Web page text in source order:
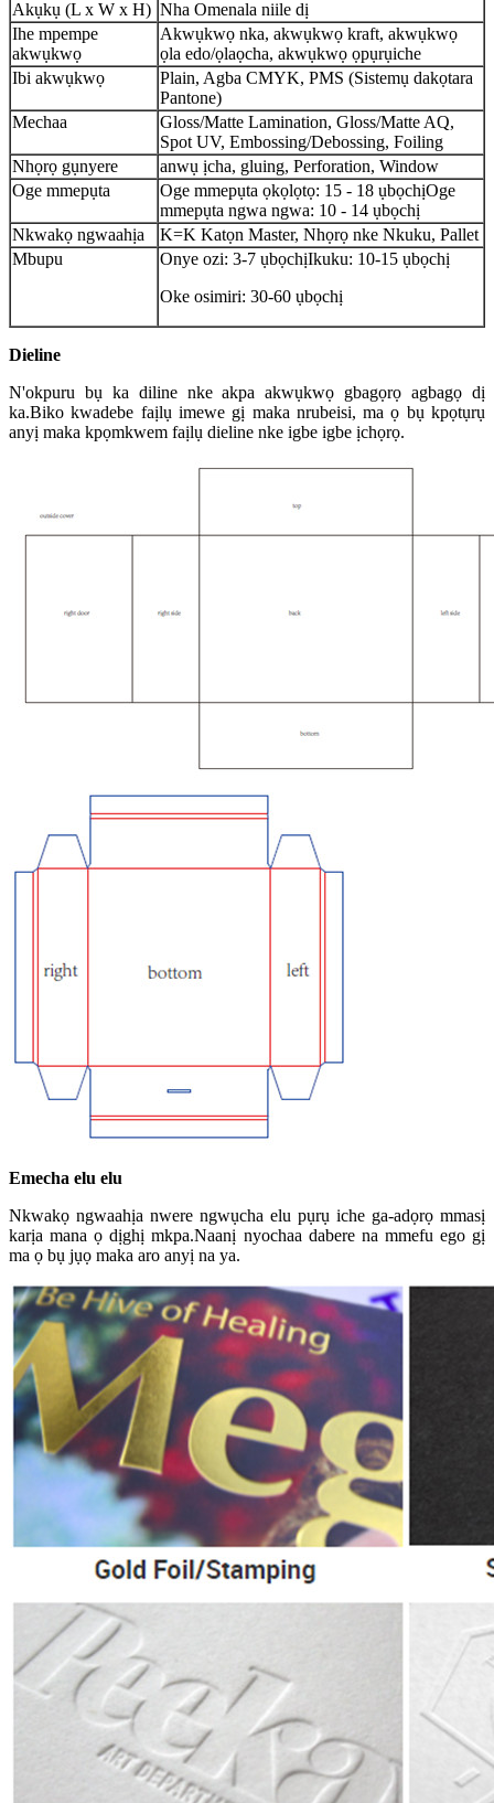
Akụkụ (L x W x H) Nha Omenala niile dị
Ihe mpempe
akwụkwọ
Akwụkwọ nka, akwụkwọ kraft, akwụkwọ
ọla edo/ọlaọcha, akwụkwọ ọpụrụiche
Ibi akwụkwọ
Plain, Agba CMYK, PMS (Sistemụ dakọtara
Pantone)
Mechaa
Gloss/Matte Lamination, Gloss/Matte AQ,
Spot UV, Embossing/Debossing, Foiling
Nhọrọ gụnyere
anwụ ịcha, gluing, Perforation, Window
Oge mmepụta
Oge mmepụta ọkọlọtọ: 15 - 18 ụbọchịOge
mmepụta ngwa ngwa: 10 - 14 ụbọchị
Nkwakọ ngwaahịa
K=K Katọn Master, Nhọrọ nke Nkuku, Pallet
Mbupu
Onye ozi: 3-7 ụbọchịIkuku: 10-15 ụbọchị
Oke osimiri: 30-60 ụbọchị
Dieline
N'okpuru bụ ka diline nke akpa akwụkwọ gbagọrọ agbagọ dị
ka.Biko kwadebe faịlụ imewe gị maka nrubeisi, ma ọ bụ kpọtụrụ
anyị maka kpọmkwem faịlụ dieline nke igbe igbe ịchọrọ.
Emecha elu elu
Nkwakọ ngwaahịa nwere ngwụcha elu pụrụ iche ga-adọrọ mmasị
karịa mana ọ dịghị mkpa.Naanị nyochaa dabere na mmefu ego gị
ma ọ bụ jụọ maka aro anyị na ya.